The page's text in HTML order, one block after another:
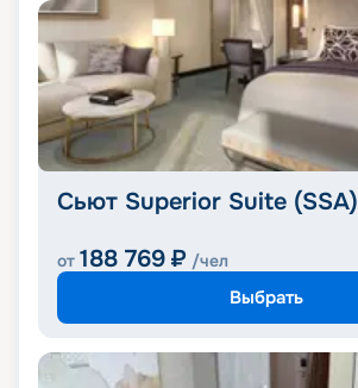
Сьют Superior Suite (SSA)
от 188 769 ₽ /чел
Выбрать